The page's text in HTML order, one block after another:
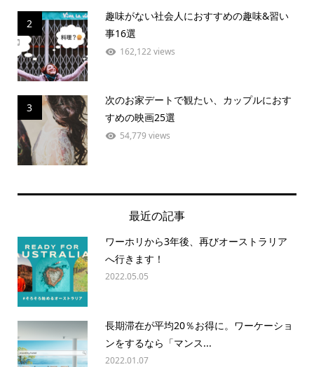
2
趣味がない社会人におすすめの趣味&習い
事16選
162,122 views
3
次のお家デートで観たい、カップルにおす
すめの映画25選
54,779 views
最近の記事
ワーホリから3年後、再びオーストラリア
へ行きます！
2022.05.05
長期滞在が平均20％お得に。ワーケーショ
ンをするなら「マンス...
2022.01.07